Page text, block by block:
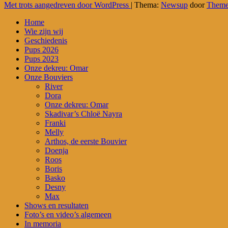
Met trots aangedreven door WordPress | Thema: Newsup door
Home
Wie zijn wij
Geschiedenis
Pups 2026
Pups 2023
Onze dekreu: Omar
Onze Bouviers
River
Dora
Onze dekreu: Omar
Skadivar’s Chloë Nayra
Franki
Melly
Arthos, de eerste Bouvier
Doenja
Roos
Boris
Basko
Desny
Max
Shows en resultaten
Foto’s en video’s algemeen
In memoria